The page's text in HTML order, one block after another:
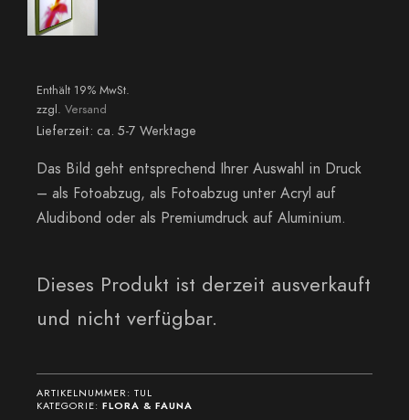
Enthält 19% MwSt.
zzgl. Versand
Lieferzeit: ca. 5-7 Werktage
Das Bild geht entsprechend Ihrer Auswahl in Druck
– als Fotoabzug, als Fotoabzug unter Acryl auf
Aludibond oder als Premiumdruck auf Aluminium.
Dieses Produkt ist derzeit ausverkauft
und nicht verfügbar.
ARTIKELNUMMER: TUL
KATEGORIE: FLORA & FAUNA